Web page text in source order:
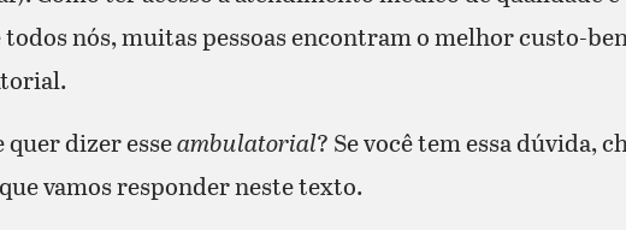
todos nós, muitas pessoas encontram o melhor custo-
quer dizer esseambulatorial? Se você tem essa dúvida,
vamos responder neste texto.